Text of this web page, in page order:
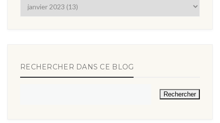
RECHERCHER DANS CE BLOG